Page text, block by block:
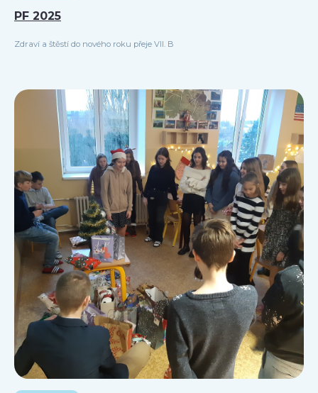
PF 2025
Zdraví a štěstí do nového roku přeje VII. B